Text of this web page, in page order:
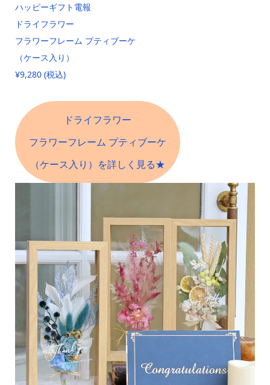
ハッピーギフト電報
ドライフラワー
フラワーフレーム プティブーケ
（ケース入り）
¥9,280 (税込)
ドライフラワー
フラワーフレーム プティブーケ
（ケース入り）を詳しく見る★